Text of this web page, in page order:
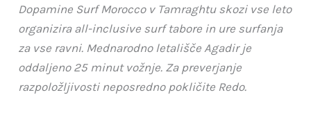
Dopamine Surf Morocco v Tamraghtu skozi vse leto
organizira all-inclusive surf tabore in ure surfanja
za vse ravni. Mednarodno letališče Agadir je
oddaljeno 25 minut vožnje. Za preverjanje
razpoložljivosti neposredno pokličite Redo.